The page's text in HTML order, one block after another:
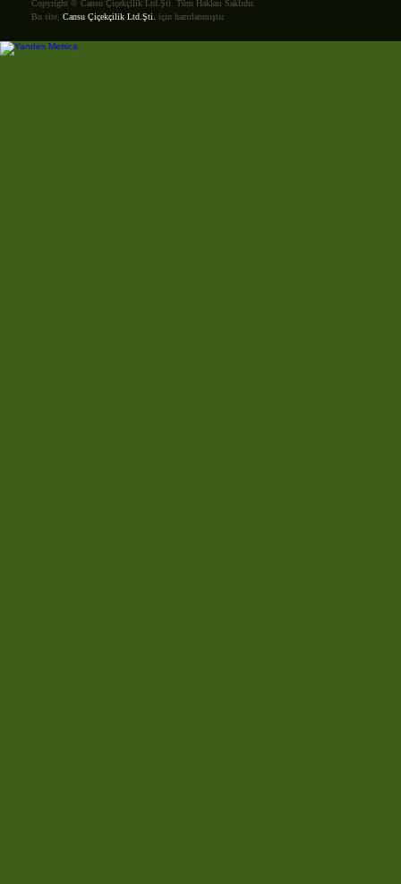
Copyright © Cansu Çiçekçilik Ltd.Şti. Tüm Hakları Saklıdır.
Bu site, Cansu Çiçekçilik Ltd.Şti. için hazırlanmıştır.